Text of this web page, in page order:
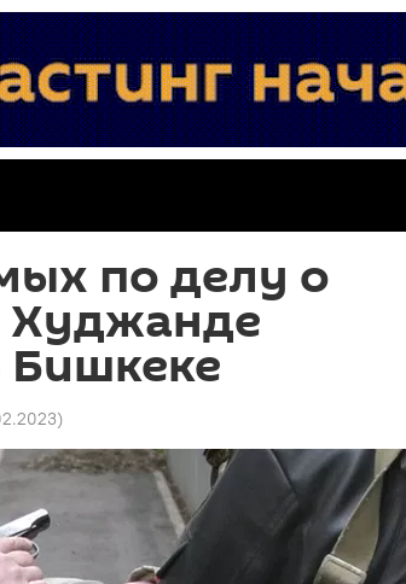
по делу о
Худжанде
Бишкеке
)